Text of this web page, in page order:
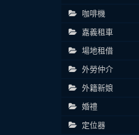
咖啡機
嘉義租車
場地租借
外勞仲介
外籍新娘
婚禮
定位器